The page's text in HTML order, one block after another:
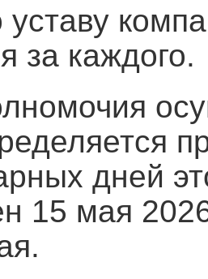
за каждого.
дней
15 мая